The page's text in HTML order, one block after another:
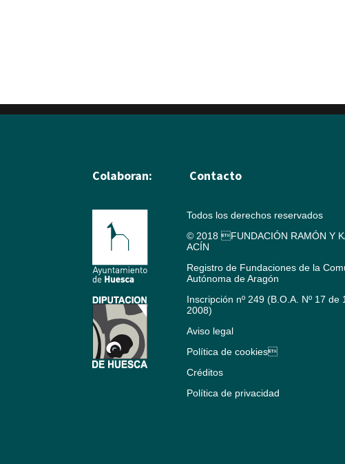
Colaboran: Contacto
Todos los derechos reservados
© 2018 FUNDACIÓN RAMÓN Y
ACÍN
Registro de Fundaciones de la
Autónoma de Aragón
Inscripción nº 249 (B.O.A. Nº 17 de
2008)
Aviso legal
Política de cookies
Créditos
Política de privacidad